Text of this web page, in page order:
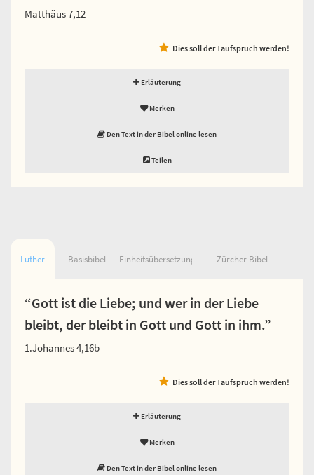
Matthäus 7,12
Dies soll der Taufspruch werden!
Erläuterung
Merken
Den Text in der Bibel online lesen
Teilen
Luther Basisbibel Einheitsübersetzung Zürcher Bibel
“Gott ist die Liebe; und wer in der Liebe
bleibt, der bleibt in Gott und Gott in ihm.”
1.Johannes 4,16b
Dies soll der Taufspruch werden!
Erläuterung
Merken
Den Text in der Bibel online lesen